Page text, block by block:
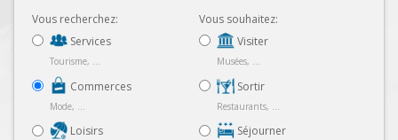
Vous recherchez:
Services
Tourisme, ...
Commerces
Mode, ...
Loisirs
Vous souhaitez:
Visiter
Musées, ...
Sortir
Restaurants, ...
Séjourner